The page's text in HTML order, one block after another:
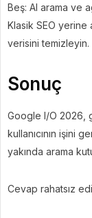
Beş: AI arama ve
Klasik SEO yerine
verisini temizleyin.
Sonuç
Google I/O 2026,
kullanıcının işini
yakında arama
Cevap rahatsız